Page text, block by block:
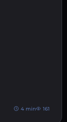
4 min 161